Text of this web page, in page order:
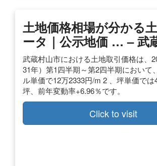
土地価格相場が分かる
ータ｜公示地価 … – 武
武蔵村山市における土地取引価格は、
31年）第1四半期～第2四半期において
ル単価で12万2333円/m 2 、坪単価では
坪、前年変動率+6.96％です。
Click to visit